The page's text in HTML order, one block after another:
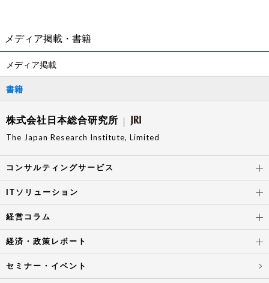
メディア掲載・書籍
メディア掲載
書籍
株式会社日本総合研究所
The Japan Research Institute, Limited
コンサルティングサービス
ITソリューション
経営コラム
経済・政策レポート
セミナー・イベント